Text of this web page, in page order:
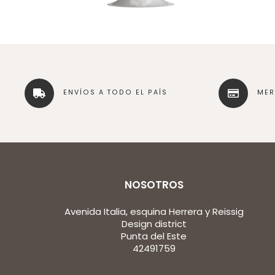
ENVÍOS A TODO EL PAÍS
NOSOTROS
Avenida Italia, esquina Herrera y Reissig
Design district
Punta del Este
42491759